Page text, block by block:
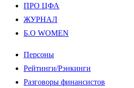
ПРО ЦФА
ЖУРНАЛ
Б.О WOMEN
Персоны
Рейтинги/Рэнкинги
Разговоры финансистов